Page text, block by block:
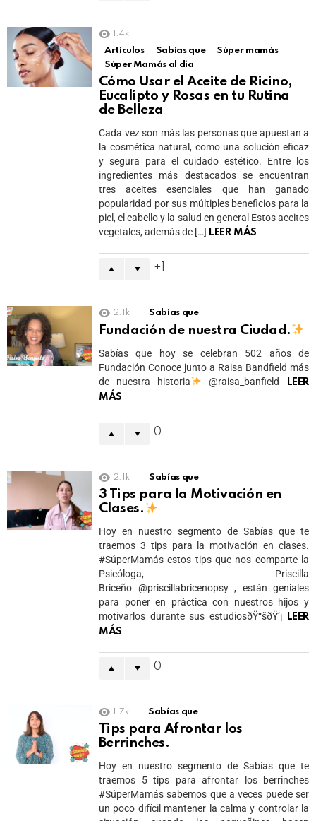
1.4k
Artículos
Sabías que
Súper mamás
Súper Mamás al día
Cómo Usar el Aceite de Ricino,
Eucalipto y Rosas en tu Rutina
de Belleza
Cada vez son más las personas que apuestan a
la cosmética natural, como una solución eficaz
y segura para el cuidado estético. Entre los
ingredientes más destacados se encuentran
tres aceites esenciales que han ganado
popularidad por sus múltiples beneficios para la
piel, el cabello y la salud en general Estos aceites
vegetales, además de […] LEER MÁS
1
2.1k Sabías que
Fundación de nuestra Ciudad.
Sabías que hoy se celebran 502 años de
Fundación Conoce junto a Raisa Bandfield más
de nuestra historia
@raisa_banfield
LEER
MÁS
0
2.1k Sabías que
3 Tips para la Motivación en
Clases.
Hoy en nuestro segmento de Sabías que te
traemos 3 tips para la motivación en clases.
#SúperMamás estos tips que nos comparte la
Psicóloga, Priscilla
Briceño @priscillabricenopsy , están geniales
para poner en práctica con nuestros hijos y
motivarlos durante sus estudiosðŸ“šðŸ’¡
LEER
MÁS
0
1.7k Sabías que
Tips para Afrontar los
Berrinches.
Hoy en nuestro segmento de Sabías que te
traemos 5 tips para afrontar los berrinches
#SúperMamás sabemos que a veces puede ser
un poco difícil mantener la calma y controlar la